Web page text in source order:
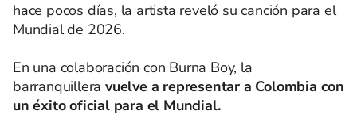
hace pocos días, la artista reveló su canción para el
Mundial de 2026.
En una colaboración con Burna Boy, la
barranquilleravuelve a representar a Colombia con
un éxito oficial para el Mundial.